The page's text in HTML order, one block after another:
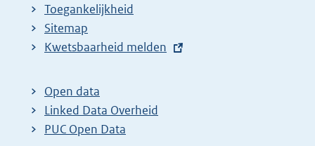
Toegankelijkheid
Sitemap
E
t
e
r
Kwetsbaarheid melden
Open data
Linked Data Overheid
PUC Open Data